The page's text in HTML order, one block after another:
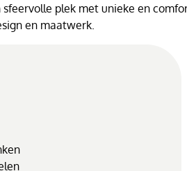
sfeervolle plek met unieke en
en maatwerk.